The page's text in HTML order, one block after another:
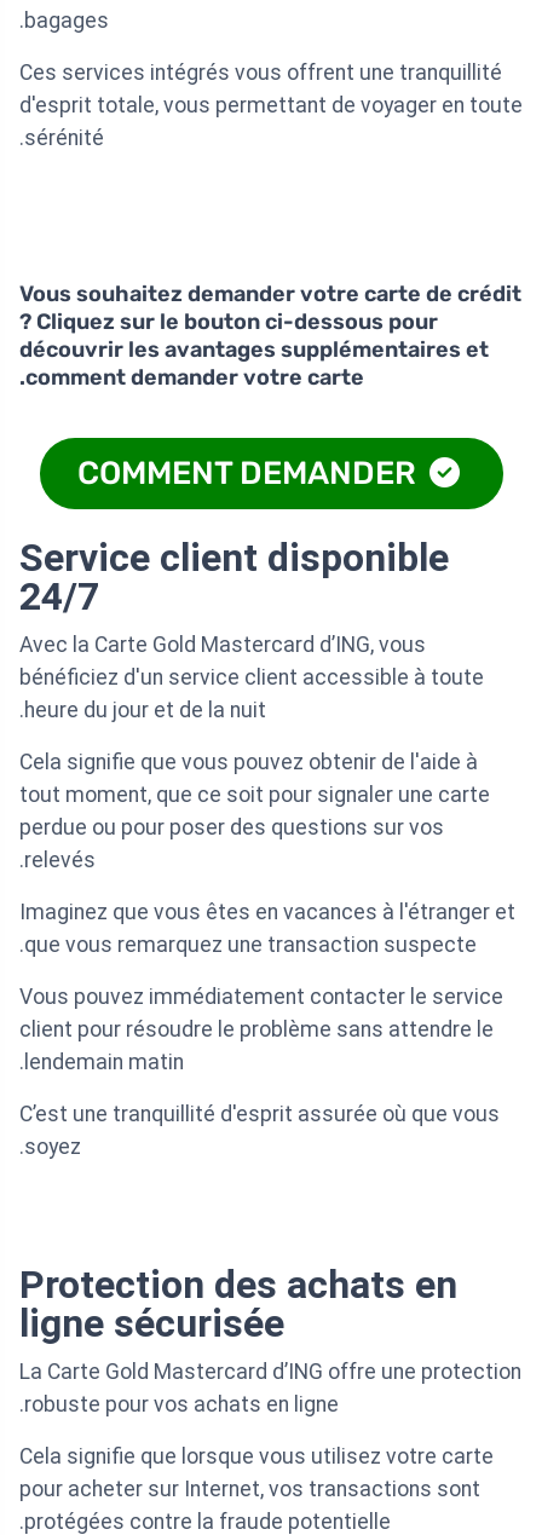
bagages.
Ces services intégrés vous offrent une tranquillité
d'esprit totale, vous permettant de voyager en toute
sérénité.
Vous souhaitez demander votre carte de crédit
? Cliquez sur le bouton ci-dessous pour
découvrir les avantages supplémentaires et
comment demander votre carte.
Service client disponible
24/7
Avec la Carte Gold Mastercard d’ING, vous
bénéficiez d'un service client accessible à toute
heure du jour et de la nuit.
Cela signifie que vous pouvez obtenir de l'aide à
tout moment, que ce soit pour signaler une carte
perdue ou pour poser des questions sur vos
relevés.
Imaginez que vous êtes en vacances à l'étranger et
que vous remarquez une transaction suspecte.
Vous pouvez immédiatement contacter le service
client pour résoudre le problème sans attendre le
lendemain matin.
C’est une tranquillité d'esprit assurée où que vous
soyez.
Protection des achats en
ligne sécurisée
La Carte Gold Mastercard d’ING offre une protection
robuste pour vos achats en ligne.
Cela signifie que lorsque vous utilisez votre carte
pour acheter sur Internet, vos transactions sont
protégées contre la fraude potentielle.